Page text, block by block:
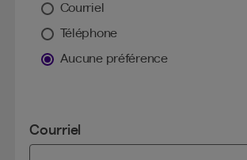
Courriel
Téléphone
Aucune préférence
Courriel